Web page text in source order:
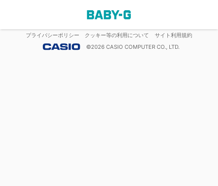
プライバシーポリシー クッキー等の利用について
サイト利用規約
©2026 CASIO COMPUTER CO., LTD.